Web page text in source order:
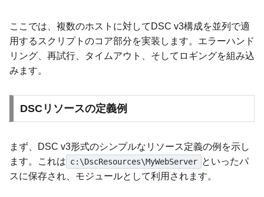
ここでは、複数のホストに対してDSC v3構成を並列で適
用するスクリプトのコア部分を実装します。エラーハンド
リング、再試行、タイムアウト、そしてロギングを組み込
みます。
DSCリソースの定義例
まず、DSC v3形式のシンプルなリソース定義の例を示し
ます。これは c:\DscResources\MyWebServer といったパ
スに保存され、モジュールとして利用されます。